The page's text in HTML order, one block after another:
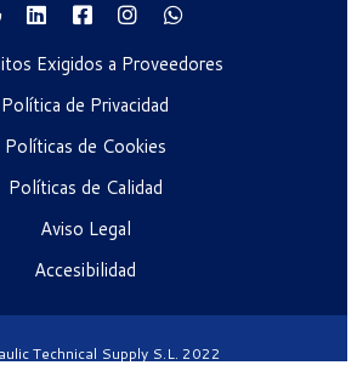
Exigidos a Proveedores
Política de Privacidad
Políticas de Cookies
Políticas de Calidad
Aviso Legal
Accesibilidad
Technical Supply S.L. 2022